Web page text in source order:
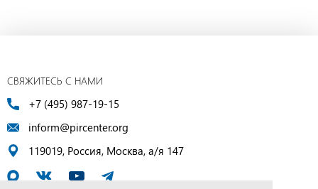
СВЯЖИТЕСЬ С НАМИ
+7 (495) 987-19-15
inform@pircenter.org
119019, Россия, Москва, а/я 147